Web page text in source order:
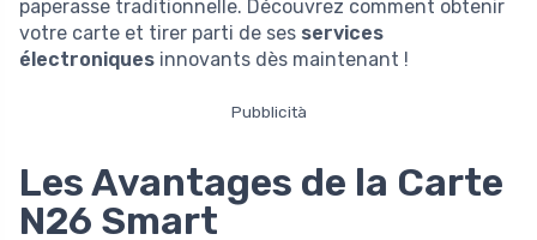
paperasse traditionnelle. Découvrez comment obtenir
votre carte et tirer parti de ses services
électroniques innovants dès maintenant !
Pubblicità
Les Avantages de la Carte
N26 Smart